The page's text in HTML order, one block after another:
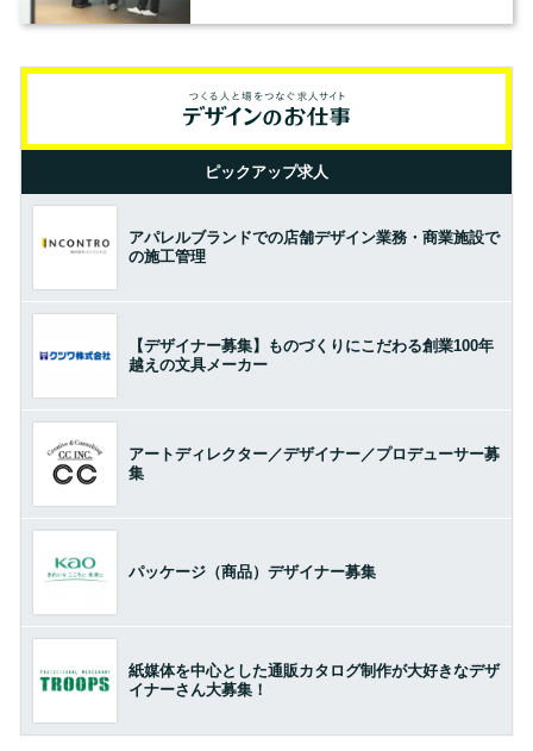
ピックアップ求人
アパレルブランドでの店舗デザイン業務・商業施設で
の施工管理
【デザイナー募集】ものづくりにこだわる創業100年
越えの文具メーカー
アートディレクター／デザイナー／プロデューサー募
集
パッケージ（商品）デザイナー募集
紙媒体を中心とした通販カタログ制作が大好きなデザ
イナーさん大募集！